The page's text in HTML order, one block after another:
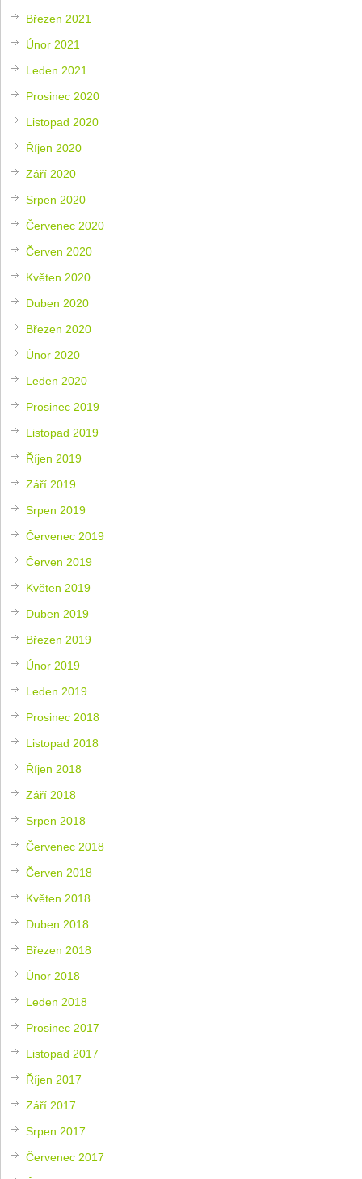
Březen 2021
Únor 2021
Leden 2021
Prosinec 2020
Listopad 2020
Říjen 2020
Září 2020
Srpen 2020
Červenec 2020
Červen 2020
Květen 2020
Duben 2020
Březen 2020
Únor 2020
Leden 2020
Prosinec 2019
Listopad 2019
Říjen 2019
Září 2019
Srpen 2019
Červenec 2019
Červen 2019
Květen 2019
Duben 2019
Březen 2019
Únor 2019
Leden 2019
Prosinec 2018
Listopad 2018
Říjen 2018
Září 2018
Srpen 2018
Červenec 2018
Červen 2018
Květen 2018
Duben 2018
Březen 2018
Únor 2018
Leden 2018
Prosinec 2017
Listopad 2017
Říjen 2017
Září 2017
Srpen 2017
Červenec 2017